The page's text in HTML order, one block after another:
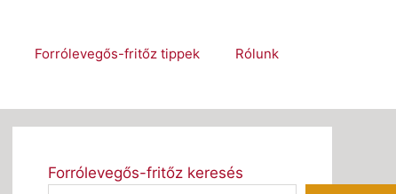
Forrólevegős-fritőz tippek Rólunk
Forrólevegős-fritőz keresés